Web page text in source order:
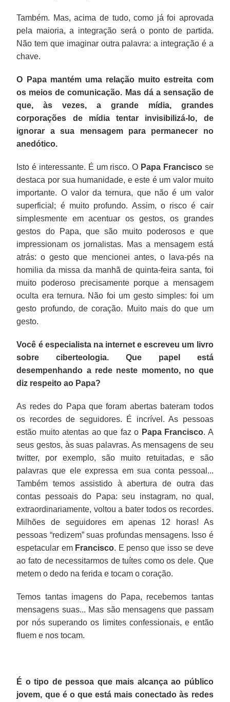
Também. Mas, acima de tudo, como já foi aprovada
pela maioria, a integração será o ponto de partida.
Não tem que imaginar outra palavra: a integração é a
chave.
O Papa mantém uma relação muito estreita com
os meios de comunicação. Mas dá a sensação de
que, às vezes, a grande mídia, grandes
corporações de mídia tentar invisibilizá-lo, de
ignorar a sua mensagem para permanecer no
anedótico.
Isto é interessante. É um risco. O Papa Franciscose
destaca por sua humanidade, e este é um valor muito
importante. O valor da ternura, que não é um valor
superficial; é muito profundo. Assim, o risco é cair
simplesmente em acentuar os gestos, os grandes
gestos do Papa, que são muito poderosos e que
impressionam os jornalistas. Mas a mensagem está
atrás: o gesto que mencionei antes, o lava-pés na
homilia da missa da manhã de quinta-feira santa, foi
muito poderoso precisamente porque a mensagem
oculta era ternura. Não foi um gesto simples: foi um
gesto profundo, de coração. Muito mais do que um
gesto.
Você é especialista na internet e escreveu um livro
sobre ciberteologia. Que papel está
desempenhando a rede neste momento, no que
diz respeito ao Papa?
As redes do Papa que foram abertas bateram todos
os recordes de seguidores. É incrível. As pessoas
estão muito atentas ao que faz o Papa Francisco. A
seus gestos, às suas palavras. As mensagens de seu
twitter, por exemplo, são muito retuitadas, e são
palavras que ele expressa em sua conta pessoal...
Também temos assistido à abertura de outra das
contas pessoais do Papa: seu instagram, no qual,
extraordinariamente, voltou a bater todos os recordes.
Milhões de seguidores em apenas 12 horas! As
pessoas “redizem” suas profundas mensagens. Isso é
espetacular em Francisco. E penso que isso se deve
ao fato de necessitarmos de tuítes como os dele. Que
metem o dedo na ferida e tocam o coração.
Temos tantas imagens do Papa, recebemos tantas
mensagens suas... Mas são mensagens que passam
por nós superando os limites confessionais, e então
fluem e nos tocam.
É o tipo de pessoa que mais alcança ao público
jovem, que é o que está mais conectado às redes